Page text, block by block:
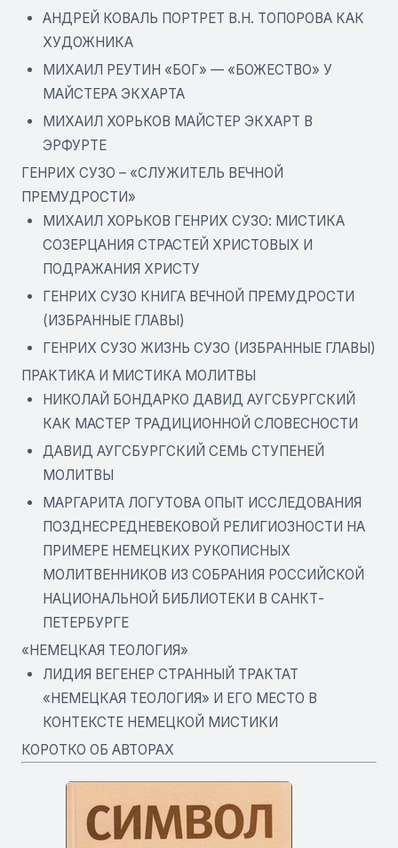
АНДРЕЙ КОВАЛЬ ПОРТРЕТ В.Н. ТОПОРОВА КАК
ХУДОЖНИКА
МИХАИЛ РЕУТИН «БОГ» — «БОЖЕСТВО» У
МАЙСТЕРА ЭКХАРТА
МИХАИЛ ХОРЬКОВ МАЙСТЕР ЭКХАРТ В
ЭРФУРТЕ
ГЕНРИХ СУЗО – «СЛУЖИТЕЛЬ ВЕЧНОЙ
ПРЕМУДРОСТИ»
МИХАИЛ ХОРЬКОВ ГЕНРИХ СУЗО: МИСТИКА
СОЗЕРЦАНИЯ СТРАСТЕЙ ХРИСТОВЫХ И
ПОДРАЖАНИЯ ХРИСТУ
ГЕНРИХ СУЗО КНИГА ВЕЧНОЙ ПРЕМУДРОСТИ
(ИЗБРАННЫЕ ГЛАВЫ)
ГЕНРИХ СУЗО ЖИЗНЬ СУЗО (ИЗБРАННЫЕ ГЛАВЫ)
ПРАКТИКА И МИСТИКА МОЛИТВЫ
НИКОЛАЙ БОНДАРКО ДАВИД АУГСБУРГСКИЙ
КАК МАСТЕР ТРАДИЦИОННОЙ СЛОВЕСНОСТИ
ДАВИД АУГСБУРГСКИЙ СЕМЬ СТУПЕНЕЙ
МОЛИТВЫ
MАРГАРИТА ЛОГУТОВА ОПЫТ ИССЛЕДОВАНИЯ
ПОЗДНЕСРЕДНЕВЕКОВОЙ РЕЛИГИОЗНОСТИ НА
ПРИМЕРЕ НЕМЕЦКИХ РУКОПИСНЫХ
МОЛИТВЕННИКОВ ИЗ СОБРАНИЯ РОССИЙСКОЙ
НАЦИОНАЛЬНОЙ БИБЛИОТЕКИ В САНКТ-
ПЕТЕРБУРГЕ
«НЕМЕЦКАЯ ТЕОЛОГИЯ»
ЛИДИЯ ВЕГЕНЕР СТРАННЫЙ ТРАКТАТ
«НЕМЕЦКАЯ ТЕОЛОГИЯ» И ЕГО МЕСТО В
КОНТЕКСТЕ НЕМЕЦКОЙ МИСТИКИ
КОРОТКО ОБ АВТОРАХ